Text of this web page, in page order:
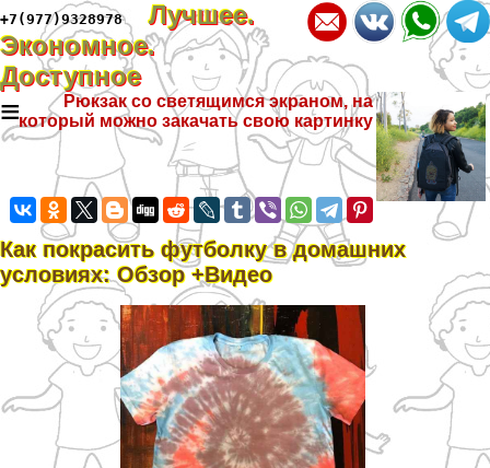
+7(977)9328978
Лучшее.
Экономное.
Доступное
≡
Рюкзак со светящимся экраном, на
который можно закачать свою картинку
Как покрасить футболку в домашних
условиях: Обзор +Видео